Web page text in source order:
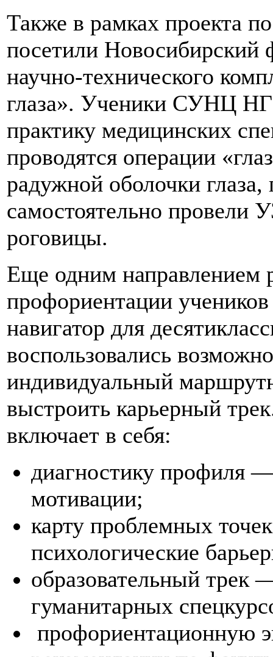
Также в рамках проекта
посетили Новосибирский
научно-технического
глаза». Ученики СУНЦ
практику медицинских
проводятся операции
радужной оболочки глаза,
самостоятельно провели
роговицы.
Еще одним направлением
профориентации
навигатор для
воспользовались
индивидуальный
выстроить карьерный
включает в себя:
диагностику профиля
мотивации;
карту проблемных
психологические
образовательный
гуманитарных
профориентационную